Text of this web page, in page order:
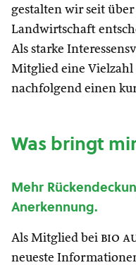
gestalten wir seit
Landwirtschaft
Als starke
Mitglied eine
nachfolgend einen
Was bringt
Mehr
Anerkennung.
Als Mitglied bei bio
neueste